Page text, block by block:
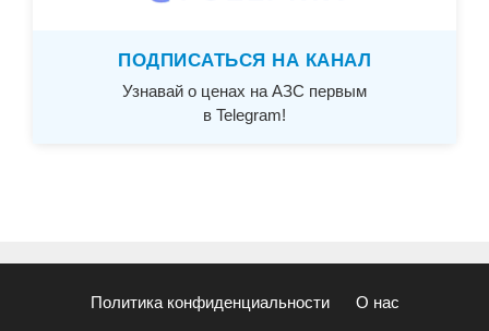
ПОДПИСАТЬСЯ НА КАНАЛ
Узнавай о ценах на АЗС первым
в Telegram!
Политика конфиденциальности О нас